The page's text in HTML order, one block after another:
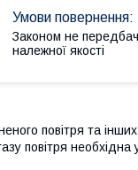
Законом не
належної якості
повітря та
повітря